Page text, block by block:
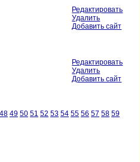
Редактировать
Удалить
Добавить сайт
Редактировать
Удалить
Добавить сайт
48 49 50 51 52 53 54 55 56 57 58 59